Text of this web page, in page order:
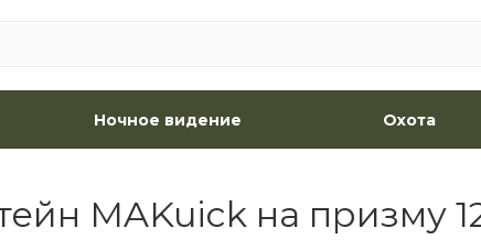
Ночное видение Охота
MAKuick на призму